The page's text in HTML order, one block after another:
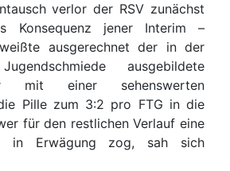
verlor der RSV zunächst
Konsequenz jener Interim –
ausgerechnet der in der
ausgebildete
mit einer sehenswerten
Pille zum 3:2 pro FTG in die
für den restlichen Verlauf eine
in Erwägung zog, sah sich